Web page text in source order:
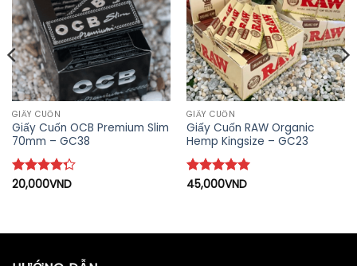
GIẤY CUỐN
Giấy Cuốn OCB Premium Slim
70mm – GC38
Được xếp
20,000VND
GIẤY CUỐN
Giấy Cuốn RAW Organic
Hemp Kingsize – GC23
Được xếp
45,000VND